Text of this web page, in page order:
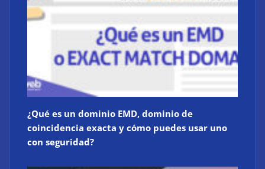
¿Qué es un dominio EMD, dominio de
coincidencia exacta y cómo puedes usar uno
con seguridad?